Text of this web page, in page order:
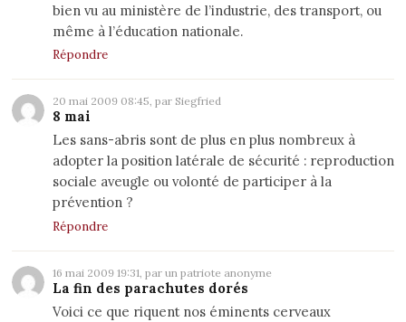
bien vu au ministère de l’industrie, des transport, ou
même à l’éducation nationale.
Répondre
20 mai 2009 08:45, par Siegfried
8 mai
Les sans-abris sont de plus en plus nombreux à
adopter la position latérale de sécurité : reproduction
sociale aveugle ou volonté de participer à la
prévention ?
Répondre
16 mai 2009 19:31, par un patriote anonyme
La fin des parachutes dorés
Voici ce que riquent nos éminents cerveaux